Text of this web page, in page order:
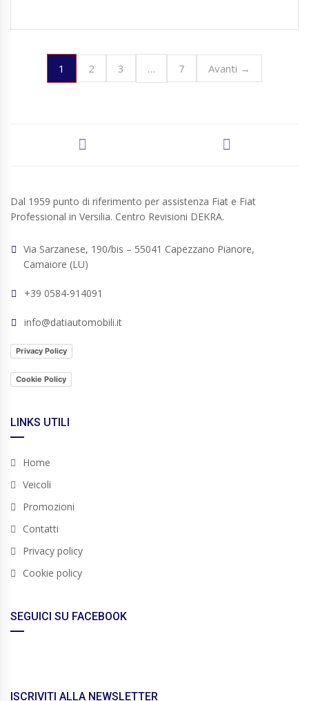
1 2 3 … 7 Avanti →
Dal 1959 punto di riferimento per assistenza Fiat e Fiat
Professional in Versilia. Centro Revisioni DEKRA.
Via Sarzanese, 190/bis – 55041 Capezzano Pianore,
Camaiore (LU)
+39 0584-914091
info@datiautomobili.it
Privacy Policy
Cookie Policy
LINKS UTILI
Home
Veicoli
Promozioni
Contatti
Privacy policy
Cookie policy
SEGUICI SU FACEBOOK
ISCRIVITI ALLA NEWSLETTER